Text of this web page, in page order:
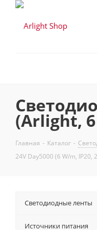
(Arlight,
Главная - Каталог -
24V Day5000 (6 W/m,
Светодиодные ленты
Источники питания